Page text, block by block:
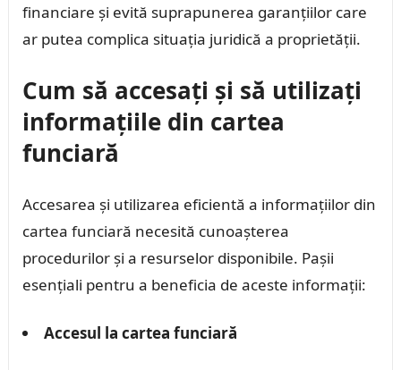
financiare și evită suprapunerea garanțiilor care
ar putea complica situația juridică a proprietății.
Cum să accesați și să utilizați
informațiile din cartea
funciară
Accesarea și utilizarea eficientă a informațiilor din
cartea funciară necesită cunoașterea
procedurilor și a resurselor disponibile. Pașii
esențiali pentru a beneficia de aceste informații:
Accesul la cartea funciară